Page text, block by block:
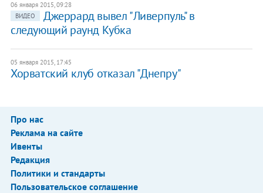
06 января 2015, 09:28
ВИДЕО
Джеррард вывел "Ливерпуль" в
следующий раунд Кубка
05 января 2015, 17:45
Хорватский клуб отказал "Днепру"
Про нас
Реклама на сайте
Ивенты
Редакция
Политики и стандарты
Пользовательское соглашение